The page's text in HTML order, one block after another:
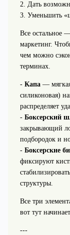
2. Дать
3. Уменьшить
Все остальное
маркетинг.
чем можно
терминах.
- Капа— мягкая
силиконовая)
распределяет
- Боксерский
закрывающий
подбородок и
- Боксерские
фиксируют
структуры.
Все три
вот тут
---